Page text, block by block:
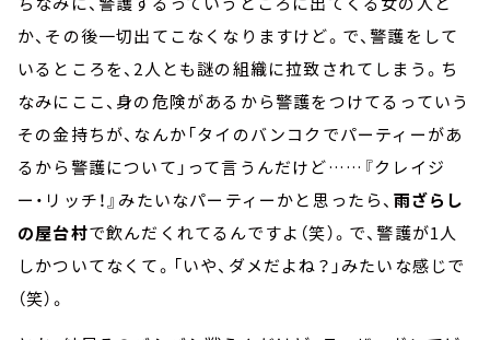
か、その後一切出てこなくなりますけど。で、警護をして
いるところを、2人とも謎の組織に拉致されてしまう。ち
なみにここ、身の危険があるから警護をつけてるっていう
その金持ちが、なんか「タイのバンコクでパーティーがあ
るから警護について」って言うんだけど……『クレイジ
ー・リッチ！』みたいなパーティーかと思ったら、 雨ざらし
の屋台村で飲んだくれてるんですよ（笑）。で、警護が1人
しかついてなくて。「いや、ダメだよね？」みたいな感じで
（笑）。